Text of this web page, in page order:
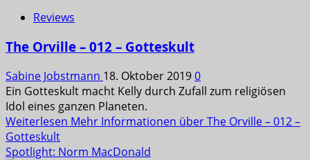
Reviews
The Orville – 012 – Gotteskult
Sabine Jobstmann 18. Oktober 20190
Ein Gotteskult macht Kelly durch Zufall zum religiösen
Idol eines ganzen Planeten.
Weiterlesen Mehr Informationen über The Orville – 012 –
Gotteskult
Spotlight: Norm MacDonald